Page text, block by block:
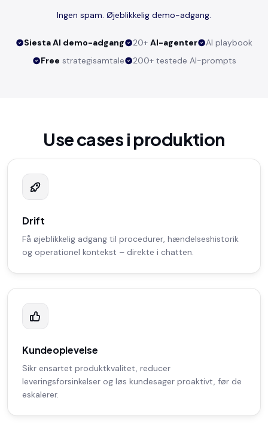
Ingen spam. Øjeblikkelig demo-adgang.
Siesta AI demo-adgang 20+ AI-agenter
AI playbook
Free strategisamtale 200+ testede AI-prompts
Use cases i produktion
Drift
Få øjeblikkelig adgang til procedurer, hændelseshistorik
og operationel kontekst – direkte i chatten.
Kundeoplevelse
Sikr ensartet produktkvalitet, reducer
leveringsforsinkelser og løs kundesager proaktivt, før de
eskalerer.